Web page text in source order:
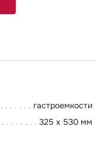
гастроемкости
325 x 530 мм